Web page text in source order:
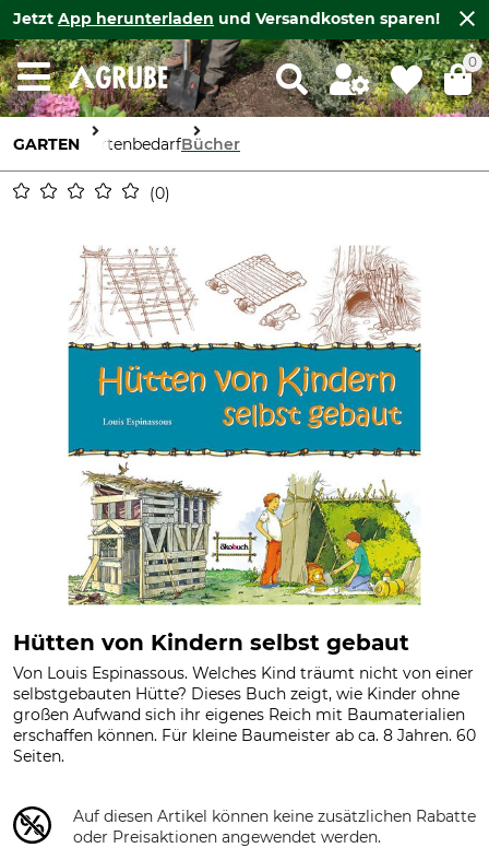
Jetzt App herunterladen und Versandkosten sparen!
0
GARTEN GartenbedarfBücher
0
Hütten von Kindern selbst gebaut
Von Louis Espinassous. Welches Kind träumt nicht von einer
selbstgebauten Hütte? Dieses Buch zeigt, wie Kinder ohne
großen Aufwand sich ihr eigenes Reich mit Baumaterialien
erschaffen können. Für kleine Baumeister ab ca. 8 Jahren. 60
Seiten.
Auf diesen Artikel können keine zusätzlichen Rabatte
oder Preisaktionen angewendet werden.